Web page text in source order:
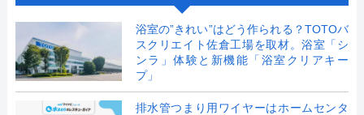
浴室の”きれい”はどう作られる？TOTOバ
スクリエイト佐倉工場を取材。浴室「シ
ンラ」体験と新機能「浴室クリアキー
プ」
排水管つまり用ワイヤーはホームセンタ